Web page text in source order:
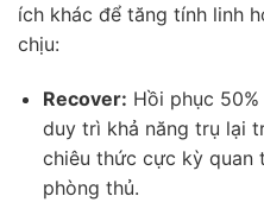
ích khác để tăng tính linh
chịu:
Recover: Hồi phục
duy trì khả năng trụ lại
chiêu thức cực kỳ quan
phòng thủ.